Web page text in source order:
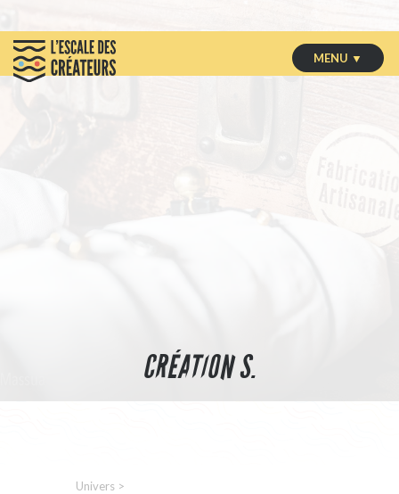
MENU ▼
CRÉATION S.
Univers >